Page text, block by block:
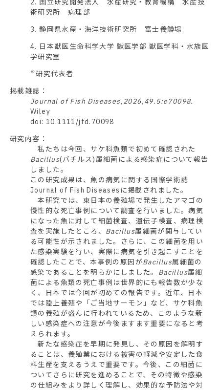
2. 国立研究開発法人 水産研究・教育機構 水産技
術研究所 病理部
3. 静岡県水産・海洋技術研究所 富士養鱒場
4. 日本獣医生命科学大学 獣医学部 獣医学科・水族医
学研究室
※研究代表者
掲載雑誌：
Journal of Fish Diseases,2026,49.5:e70098.
Wiley
doi: 10.1111/jfd.70098
研究内容：
私たちは今回、サケ科魚類で初めて確認された
Bacillus(バチルス)属細菌による感染症について報告
しました。
この研究成果は、魚の病気に関する国際学術誌
Journal of Fish Diseasesに掲載されました。
本研究では、東日本の養殖場で発生したアマゴの
慢性的な死亡事例について調査を行いました。病気
になった魚に対して細菌検査、遺伝子検査、病理検
査を実施したところ、 Bacillus属細菌が関与してい
る可能性が示されました。さらに、この細菌を用い
た感染実験を行い、実際に病気を引き起こすことを
確認したことで、本事例の原因がBacillus属細菌の
感染であることを明らかにしました。 Bacillus属細
菌による魚類の死亡事例は世界的にも報告数が少な
く、日本では今回が初めての報告です。近年、日本
では陸上養殖や「ご当地サーモン」など、サケ科魚
類の養殖が盛んに行われているため、このような新
しい感染症への注意が今後ますます重要になると考
えられます。
新たな感染症を早期に発見し、その原因を解明す
ることは、養殖業における被害の軽減や安定した食
料生産を支えるうえで重要です。今後、この細菌に
ついてさらに研究を進めることで、その特徴や感染
の仕組みをより詳しく理解し、効果的な予防法や対